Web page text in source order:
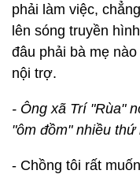
phải làm việc,
lên sóng truyền
đâu phải bà mẹ
nội trợ.
- Ông xã Trí "Rùa"
"ôm đồm" nhiều thứ
- Chồng tôi rất